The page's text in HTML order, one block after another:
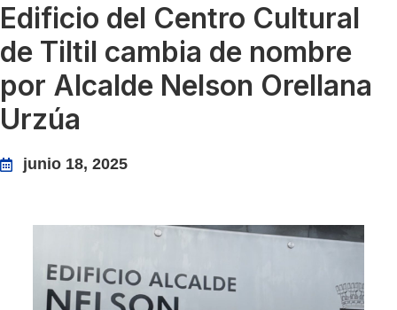
Edificio del Centro Cultural
de Tiltil cambia de nombre
por Alcalde Nelson Orellana
Urzúa
junio 18, 2025